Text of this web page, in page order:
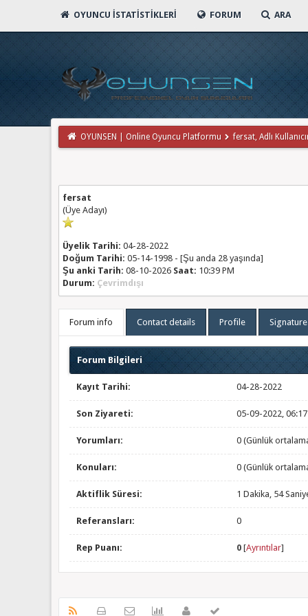
OYUNCU İSTATISTIKLERI FORUM ARA
OYUNSEN | Online Oyuncu Platformu fersat, Adlı
fersat
(Üye Adayı)
Üyelik Tarihi: 04-28-2022
Doğum Tarihi: 05-14-1998 - [Şu anda 28 yaşında]
Şu anki Tarih: 08-10-2026 Saat: 10:39 PM
Durum: Çevrimdışı
Forum info Contact details Profile Signature
Forum Bilgileri
Kayıt Tarihi: 04-28-2022
Son Ziyareti: 05-09-2022, 06:17
Yorumları: 0 (Günlük
Konuları: 0 (Günlük
Aktiflik Süresi: 1 Dakika, 54
Referansları: 0
Rep Puanı: 0 [Ayrıntılar]